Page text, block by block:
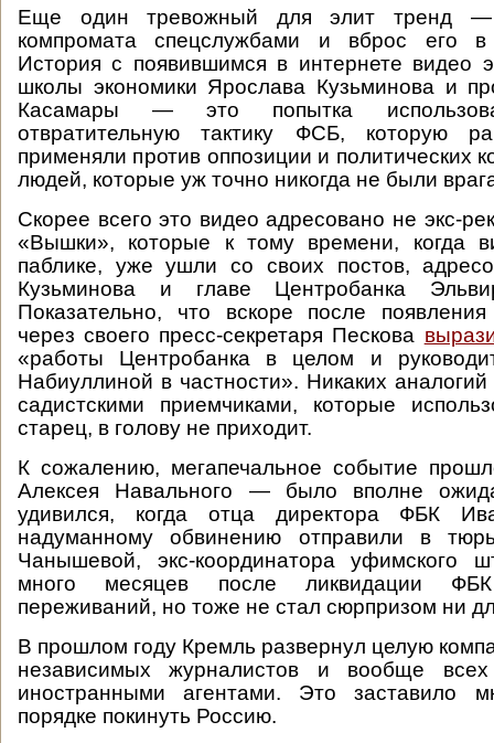
Еще один тревожный для элит тренд —
компромата спецслужбами и вброс его в
История с появившимся в интернете видео
школы экономики Ярослава Кузьминова и
Касамары — это попытка
отвратительную тактику ФСБ, которую
применяли против оппозиции и политических
людей, которые уж точно никогда не были
Скорее всего это видео адресовано не экс-
«Вышки», которые к тому времени, когда
паблике, уже ушли со своих постов,
Кузьминова и главе Центробанка
Показательно, что вскоре после
через своего пресс-секретаря Пескова
«работы Центробанка в целом и
Набиуллиной в частности». Никаких аналогий
садистскими приемчиками, которые
старец, в голову не приходит.
К сожалению, мегапечальное событие
Алексея Навального — было вполне
удивился, когда отца директора ФБК
надуманному обвинению отправили в
Чанышевой, экс-координатора уфимского
много месяцев после ликвидации
переживаний, но тоже не стал сюрпризом ни
В прошлом году Кремль развернул целую
независимых журналистов и вообще всех
иностранными агентами. Это заставило
порядке покинуть Россию.